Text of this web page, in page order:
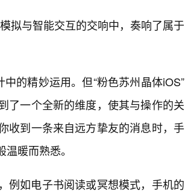
拟与智能交互的交响中，奏响了属于
的精妙运用。但“粉色苏州晶体iOS”
了一个全新的维度，使其与操作的关
收到一条来自远方挚友的消息时，手
暖而熟悉。
例如电子书阅读或冥想模式，手机的